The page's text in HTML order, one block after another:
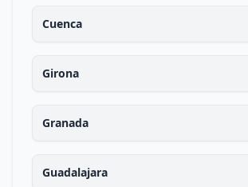
Cuenca
Girona
Granada
Guadalajara